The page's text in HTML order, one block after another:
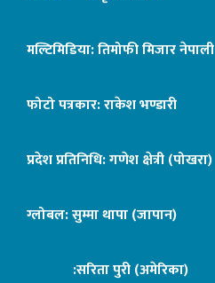
मल्टिमिडिया: तिमोफी मिजार नेपाली
फोटो पत्रकार: राकेश भण्डारी
प्रदेश प्रतिनिधि: गणेश क्षेत्री (पोखरा)
ग्लोबल: सुम्मा थापा (जापान)
:सरिता पुरी (अमेरिका)